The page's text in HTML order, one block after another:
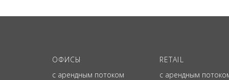
ОФИСЫ
с арендным потоком
RETAIL
с арендным